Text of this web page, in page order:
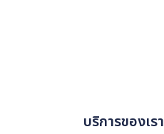
บริการของเรา